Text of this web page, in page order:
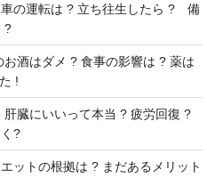
車の運転は ? 立ち往生したら ? 備
?
お酒はダメ ? 食事の影響は ? 薬は
!
肝臓にいいって本当 ? 疲労回復 ?
?
ットの根拠は ? まだあるメリット